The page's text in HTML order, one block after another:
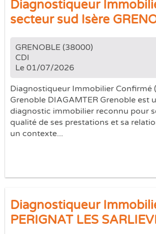
Diagnostiqueur
secteur sud Isère
GRENOBLE (38000)
CDI
Le 01/07/2026
Diagnostiqueur Immobilier Confirmé
Grenoble DIAGAMTER Grenoble est
diagnostic immobilier reconnu pour
qualité de ses prestations et sa
un contexte...
Diagnostiqueur
PERIGNAT LES